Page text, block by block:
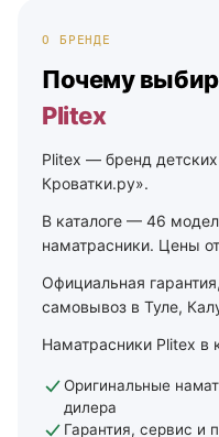
О БРЕНДЕ
Почему
Plitex
Plitex — бренд детских
Кроватки.ру».
В каталоге — 46
наматрасники. Цены
Официальная
самовывоз в Туле,
Наматрасники Plitex в
Оригинальные
дилера
Гарантия, сервис и